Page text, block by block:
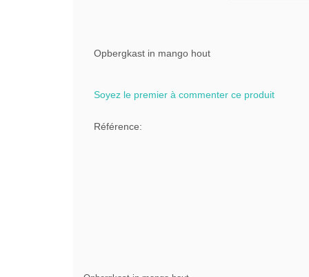
Opbergkast in mango hout
Soyez le premier à commenter ce produit
Référence: